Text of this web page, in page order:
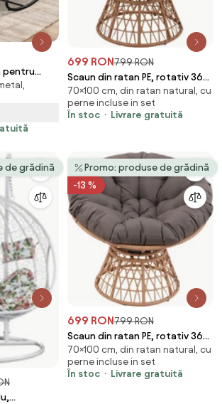
pentru
metalic,
exterior,
kg, Maro
699 RON799 RON
Scaun din ratan PE, rotativ 360
grade, perna Bej– Relaxare
premium pentru grădina ta
70×100 cm, din ratan natural, cu
perne incluse in set
În stoc
Livrare gratuită
de grădină
Promo: produse de grădină
-13 %
699 RON799 RON
Scaun din ratan PE, rotativ 360
grade, perna Gri– Relaxare
premium pentru grădina ta
70×100 cm, din ratan natural, cu
perne incluse in set
În stoc
Livrare gratuită